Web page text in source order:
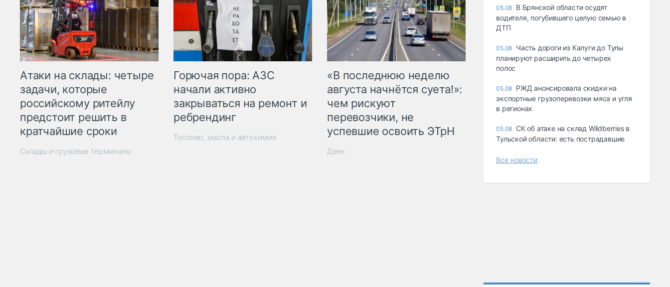
Атаки на склады: четыре
задачи, которые
российскому ритейлу
предстоит решить в
кратчайшие сроки
Склады и грузовые терминалы
Горючая пора: АЗС
начали активно
закрываться на ремонт и
ребрендинг
Топливо, масла и автохимия
«В последнюю неделю
августа начнётся суета!»:
чем рискуют
перевозчики, не
успевшие освоить ЭТрН
Дзен
05.08 В Брянской области осудят
водителя, погубившего целую семью в
ДТП
05.08 Часть дороги из Калуги до Тулы
планируют расширить до четырех
полос
05.08 РЖД анонсировала скидки на
экспортные грузоперевозки мяса и угля
в регионах
05.08 СК об атаке на склад Wildberries в
Тульской области: есть пострадавшие
Все новости